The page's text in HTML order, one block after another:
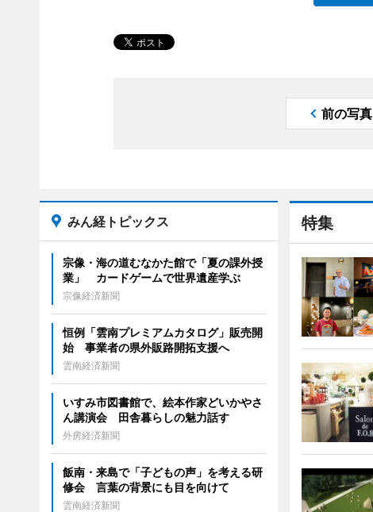
前の写真
特集
みん経トピックス
宗像・海の道むなかた館で「夏の課外授
業」 カードゲームで世界遺産学ぶ
宗像経済新聞
恒例「雲南プレミアムカタログ」販売開
始 事業者の県外販路開拓支援へ
雲南経済新聞
いすみ市図書館で、絵本作家どいかやさ
ん講演会 田舎暮らしの魅力話す
外房経済新聞
飯南・来島で「子どもの声」を考える研
修会 言葉の背景にも目を向けて
雲南経済新聞